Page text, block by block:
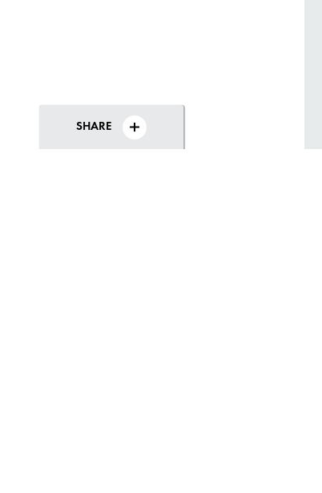
SHARE